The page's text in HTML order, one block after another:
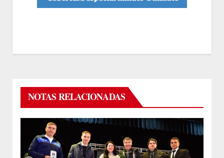
NOTAS RELACIONADAS